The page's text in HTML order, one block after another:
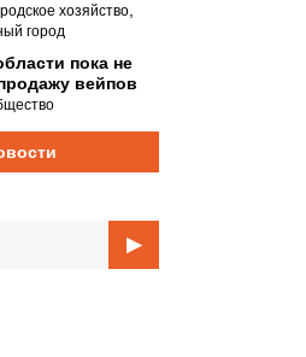
хозяйство
город
пока не
вейпов